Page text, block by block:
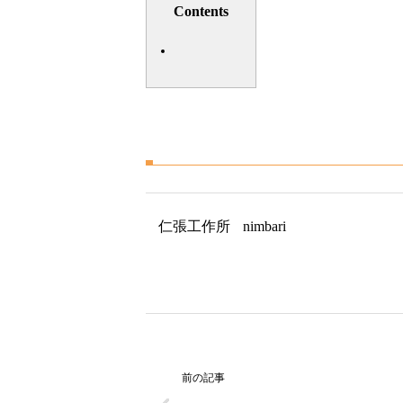
Contents
仁張工作所 nimbari
前の記事